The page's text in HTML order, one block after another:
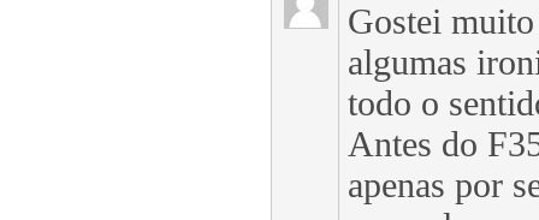
Gostei
algumas
todo o
Antes do
apenas por